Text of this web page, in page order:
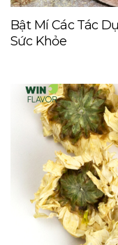
Bật Mí Các Tác
Sức Khỏe